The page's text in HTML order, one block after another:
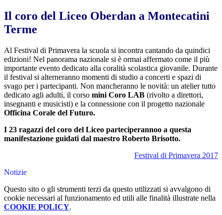
Il coro del Liceo Oberdan a Montecatini
Terme
Al Festival di Primavera la scuola si incontra cantando da quindici
edizioni! Nel panorama nazionale si è ormai affermato come il più
importante evento dedicato alla coralità scolastica giovanile. Durante
il festival si alterneranno momenti di studio a concerti e spazi di
svago per i partecipanti. Non mancheranno le novità: un atelier tutto
dedicato agli adulti, il corso mini Coro LAB (rivolto a direttori,
insegnanti e musicisti) e la connessione con il progetto nazionale
Officina Corale del Futuro.
I 23 ragazzi del coro del Liceo parteciperannoo a questa
manifestazione guidati dal maestro Roberto Brisotto.
Festival di Primavera 2017
Notizie
Questo sito o gli strumenti terzi da questo utilizzati si avvalgono di
cookie necessari al funzionamento ed utili alle finalità illustrate nella
COOKIE POLICY.